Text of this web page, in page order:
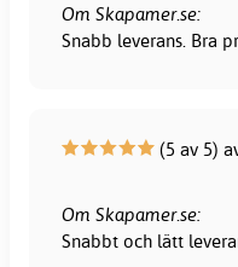
Om Skapamer.se:
Snabb leverans. Bra
(5 av 5)
Om Skapamer.se:
Snabbt och lätt